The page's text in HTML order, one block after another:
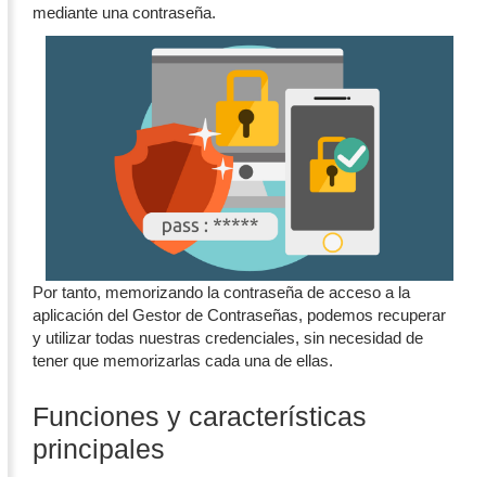
mediante una contraseña.
Por tanto, memorizando la contraseña de acceso a la
aplicación del Gestor de Contraseñas, podemos recuperar
y utilizar todas nuestras credenciales, sin necesidad de
tener que memorizarlas cada una de ellas.
Funciones y características
principales